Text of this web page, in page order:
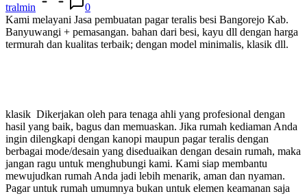
tralmin
0
Kami melayani Jasa pembuatan pagar teralis besi Bangorejo Kab.
Banyuwangi + pemasangan. bahan dari besi, kayu dll dengan harga
termurah dan kualitas terbaik; dengan model minimalis, klasik dll.
klasik Dikerjakan oleh para tenaga ahli yang profesional dengan
hasil yang baik, bagus dan memuaskan. Jika rumah kediaman Anda
ingin dilengkapi dengan kanopi maupun pagar teralis dengan
berbagai mode/desain yang diseduaikan dengan desain rumah, maka
jangan ragu untuk menghubungi kami. Kami siap membantu
mewujudkan rumah Anda jadi lebih menarik, aman dan nyaman.
Pagar untuk rumah umumnya bukan untuk elemen keamanan saja